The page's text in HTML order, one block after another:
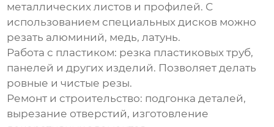
металлических листов и профилей. С
использованием специальных дисков можно
резать алюминий, медь, латунь.
Работа с пластиком: резка пластиковых труб,
панелей и других изделий. Позволяет делать
ровные и чистые резы.
Ремонт и строительство: подгонка деталей,
вырезание отверстий, изготовление